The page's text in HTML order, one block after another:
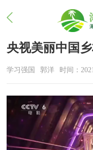
央视美丽中国
学习强国 郭洋 时间：